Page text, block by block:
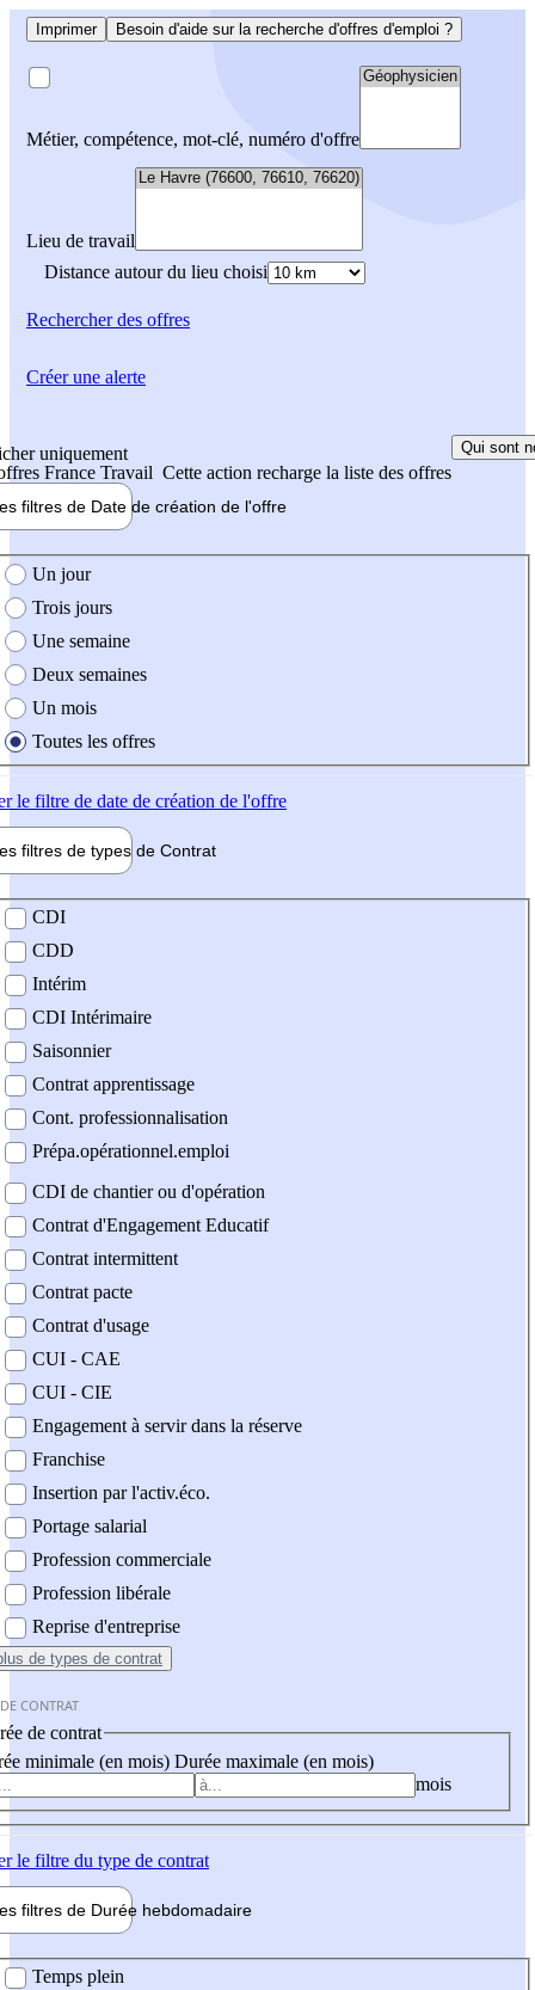
Imprimer Besoin d'aide sur la recherche d'offres d'emploi ?
Métier, compétence, mot-clé, numéro d'offre
Lieu de travail
Distance autour du lieu choisi
Rechercherdes offres
uniquement
France Travail Cette action recharge la liste des offres
Qui sont
filtres de Date de création de l'offre
création de l'offre
Un jour
Trois jours
Une semaine
Deux semaines
Un mois
Toutes les offres
le filtre de date de création de l'offre
filtres de types de Contrat
contrat
CDI
CDD
Intérim
CDI Intérimaire
Saisonnier
Contrat apprentissage
Cont. professionnalisation
Prépa.opérationnel.emploi
CDI de chantier ou d'opération
Contrat d'Engagement Educatif
Contrat intermittent
Contrat pacte
Contrat d'usage
CUI - CAE
CUI - CIE
Engagement à servir dans la réserve
Franchise
Insertion par l'activ.éco.
Portage salarial
Profession commerciale
Profession libérale
Reprise d'entreprise
de types de contrat
CONTRAT
de contrat
minimale (en mois) Durée maximale (en mois)
mois
le filtre du type de contrat
filtres de Durée hebdomadaire
Temps plein
Créer une alerte